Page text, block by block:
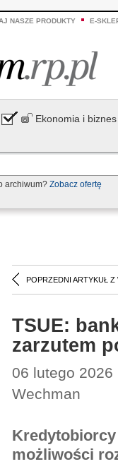
NASZE PRODUKTY E-
Ekonomia i biznes
archiwum? Zobacz ofertę
POPRZEDNI ARTYKUŁ Z
TSUE:
zarzutem
06 lutego 2026
Wechman
możliwości